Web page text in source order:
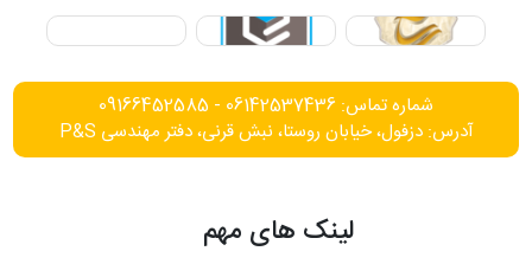
شماره تماس: 06142537436 - 09166452585
آدرس: دزفول، خیابان روستا، نبش قرنی، دفتر مهندسی P&S
لینک های مهم